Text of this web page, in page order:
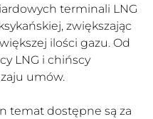
terminali LNG
zwiększając
ilości gazu. Od
LNG i chińscy
umów.
temat dostępne są za